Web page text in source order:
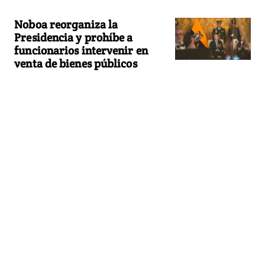
Noboa reorganiza la
Presidencia y prohíbe a
funcionarios intervenir en
venta de bienes públicos